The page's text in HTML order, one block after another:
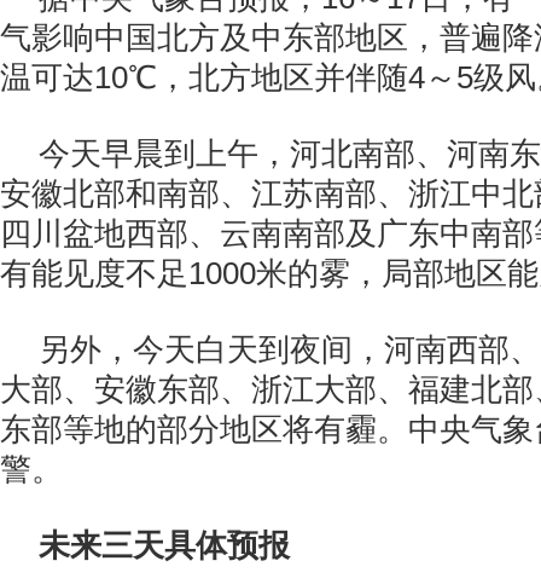
气影响中国北方及中东部地区，普遍
温可达10℃，北方地区并伴随4～5级
今天早晨到上午，河北南部、河南
安徽北部和南部、江苏南部、浙江中
四川盆地西部、云南南部及广东中南
有能见度不足1000米的雾，局部地区
另外，今天白天到夜间，河南西部
大部、安徽东部、浙江大部、福建北
东部等地的部分地区将有霾。中央气
警。
未来三天具体预报